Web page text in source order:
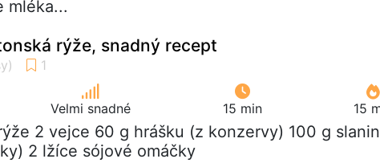
mléka...
rýže, snadný recept
Velmi snadné 15 min 15
2 vejce 60 g hrášku (z konzervy) 100 g
2 lžíce sójové omáčky